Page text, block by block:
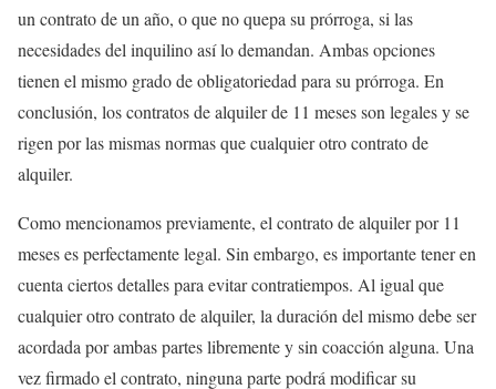
un contrato de un año, o que no quepa su prórroga, si las
necesidades del inquilino así lo demandan. Ambas opciones
tienen el mismo grado de obligatoriedad para su prórroga. En
conclusión, los contratos de alquiler de 11 meses son legales y se
rigen por las mismas normas que cualquier otro contrato de
alquiler.
Como mencionamos previamente, el contrato de alquiler por 11
meses es perfectamente legal. Sin embargo, es importante tener en
cuenta ciertos detalles para evitar contratiempos. Al igual que
cualquier otro contrato de alquiler, la duración del mismo debe ser
acordada por ambas partes libremente y sin coacción alguna. Una
vez firmado el contrato, ninguna parte podrá modificar su